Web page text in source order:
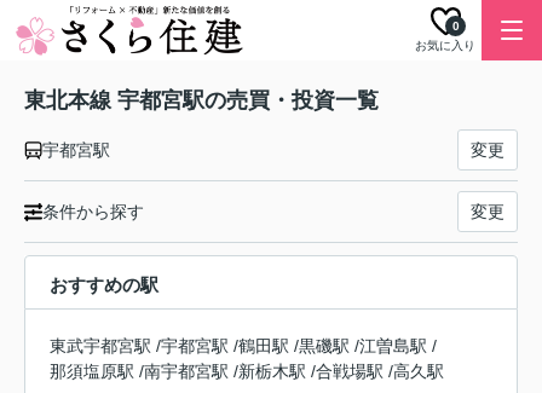
お気に入り
0
東北本線 宇都宮駅の売買・投資一覧
宇都宮駅 変更
条件から探す 変更
おすすめの駅
東武宇都宮駅 /宇都宮駅 /鶴田駅 /黒磯駅 /江曽島駅 /
那須塩原駅 /南宇都宮駅 /新栃木駅 /合戦場駅 /高久駅